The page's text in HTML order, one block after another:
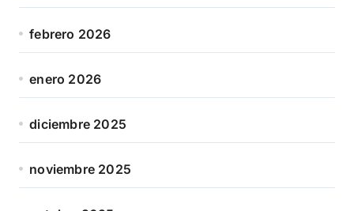
febrero 2026
enero 2026
diciembre 2025
noviembre 2025